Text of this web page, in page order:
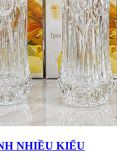
NHIỀU KIỂU